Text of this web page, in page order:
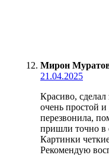
Мирон
21.04.2025
Красиво,
очень простой
перезвонила,
пришли точно в
Картинки
Рекомендую